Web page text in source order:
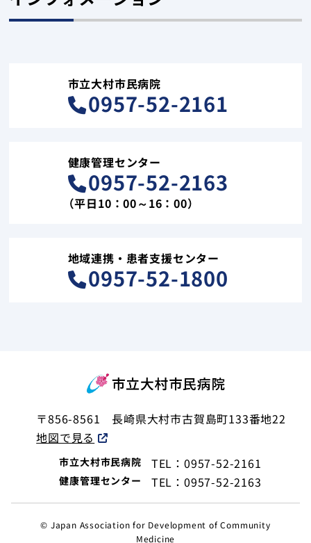
市立大村市民病院
0957-52-2161
健康管理センター
0957-52-2163
（平日10：00～16：00）
地域連携・患者支援センター
0957-52-1800
〒856-8561長崎県大村市古賀島町133番地22
地図で見る
市立大村市民病院 TEL：0957-52-2161
健康管理センター TEL：0957-52-2163
© Japan Association for Development of Community
Medicine